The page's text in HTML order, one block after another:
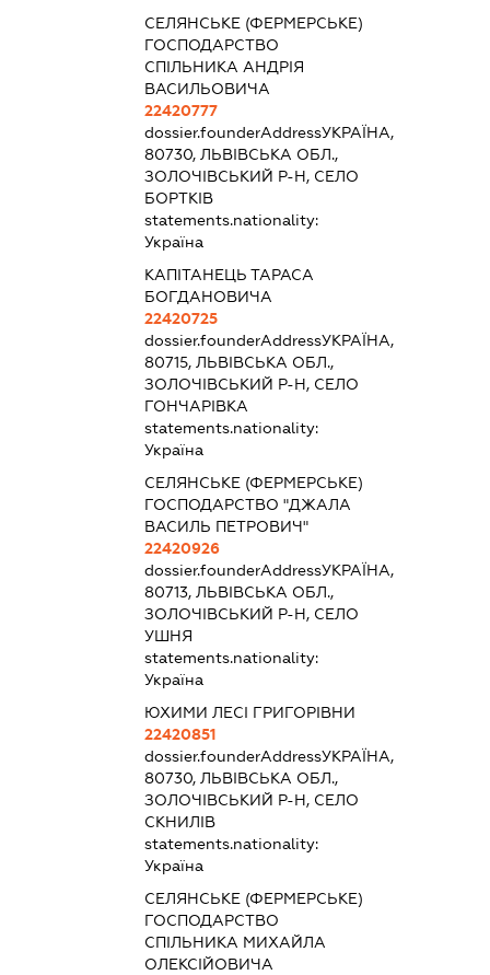
СЕЛЯНСЬКЕ (ФЕРМЕРСЬКЕ)
ГОСПОДАРСТВО
СПІЛЬНИКА АНДРІЯ
ВАСИЛЬОВИЧА
22420777
dossier.founderAddressУКРАЇНА,
80730, ЛЬВІВСЬКА ОБЛ.,
ЗОЛОЧІВСЬКИЙ Р-Н, СЕЛО
БОРТКІВ
statements.nationality:
Україна
КАПІТАНЕЦЬ ТАРАСА
БОГДАНОВИЧА
22420725
dossier.founderAddressУКРАЇНА,
80715, ЛЬВІВСЬКА ОБЛ.,
ЗОЛОЧІВСЬКИЙ Р-Н, СЕЛО
ГОНЧАРІВКА
statements.nationality:
Україна
СЕЛЯНСЬКЕ (ФЕРМЕРСЬКЕ)
ГОСПОДАРСТВО "ДЖАЛА
ВАСИЛЬ ПЕТРОВИЧ"
22420926
dossier.founderAddressУКРАЇНА,
80713, ЛЬВІВСЬКА ОБЛ.,
ЗОЛОЧІВСЬКИЙ Р-Н, СЕЛО
УШНЯ
statements.nationality:
Україна
ЮХИМИ ЛЕСІ ГРИГОРІВНИ
22420851
dossier.founderAddressУКРАЇНА,
80730, ЛЬВІВСЬКА ОБЛ.,
ЗОЛОЧІВСЬКИЙ Р-Н, СЕЛО
СКНИЛІВ
statements.nationality:
Україна
СЕЛЯНСЬКЕ (ФЕРМЕРСЬКЕ)
ГОСПОДАРСТВО
СПІЛЬНИКА МИХАЙЛА
ОЛЕКСІЙОВИЧА